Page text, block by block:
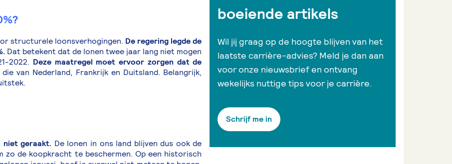
structurele loonsverhogingen. De regering legde de
Dat betekent dat de lonen twee jaar lang niet mogen
2022. Deze maatregel moet ervoor zorgen dat de
van Nederland, Frankrijk en Duitsland. Belangrijk,
niet geraakt. De lonen in ons land blijven dus ook de
zo de koopkracht te beschermen. Op een historisch
boeiende artikels
Wil jij graag op de hoogte blijven van het
laatste carrière-advies? Meld je dan aan
voor onze nieuwsbrief en ontvang
wekelijks nuttige tips voor je carrière.
Schrijf me in